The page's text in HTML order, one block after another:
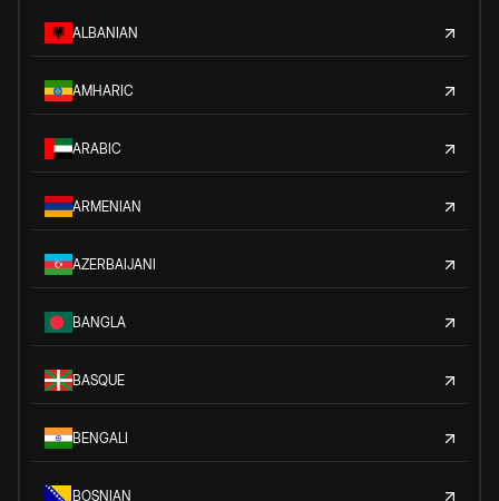
ALBANIAN
AMHARIC
ARABIC
ARMENIAN
AZERBAIJANI
BANGLA
BASQUE
BENGALI
BOSNIAN